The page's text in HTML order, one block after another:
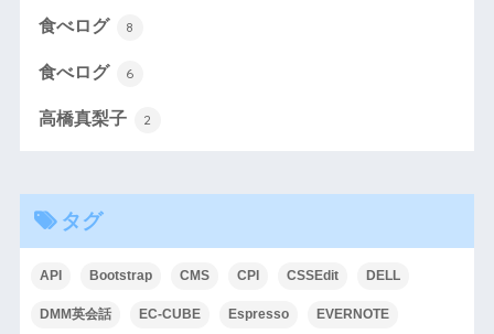
食べログ 8
食べログ 6
高橋真梨子 2
タグ
API Bootstrap CMS CPI CSSEdit DELL
DMM英会話 EC-CUBE Espresso EVERNOTE